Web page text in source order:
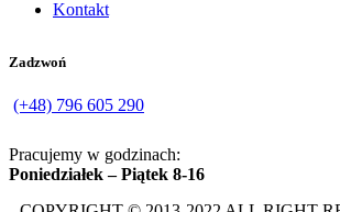
Kontakt
Zadzwoń
(+48) 796 605 290
Pracujemy w godzinach:
Poniedziałek – Piątek 8-16